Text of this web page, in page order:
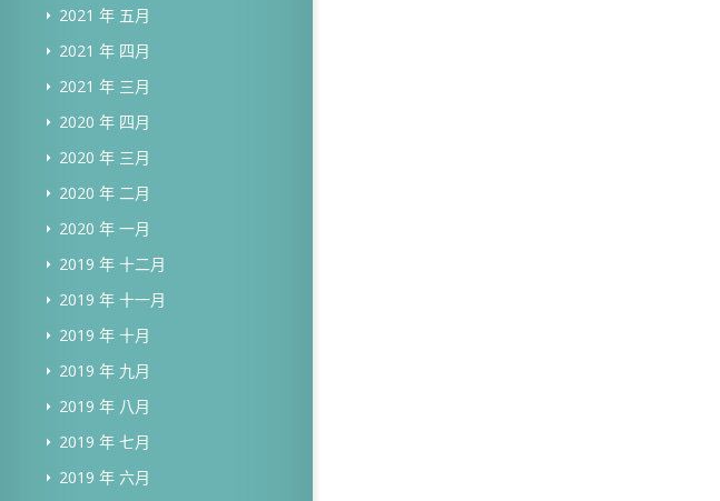
2021 年 五月
2021 年 四月
2021 年 三月
2020 年 四月
2020 年 三月
2020 年 二月
2020 年 一月
2019 年 十二月
2019 年 十一月
2019 年 十月
2019 年 九月
2019 年 八月
2019 年 七月
2019 年 六月